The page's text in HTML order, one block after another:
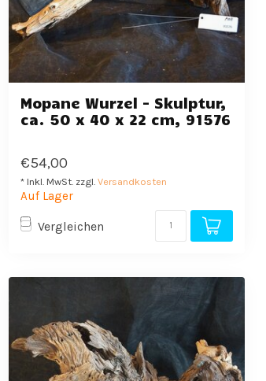
Mopane Wurzel - Skulptur,
ca. 50 x 40 x 22 cm, 91576
€54,00
* Inkl. MwSt. zzgl. Versandkosten
Auf Lager
Vergleichen